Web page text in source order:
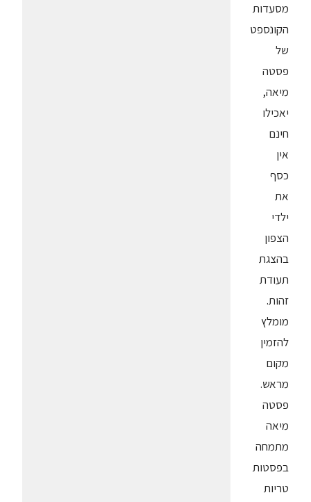
מסעדות
הקונספט
של
פסטה
מיאה,
יאכילו
חינם
אין
כסף
את
ילדי
הצפון
בהצגת
תעודת
זהות.
מומלץ
להזמין
מקום
מראש.
פסטה
מיאה
מתמחה
בפסטות
טריות